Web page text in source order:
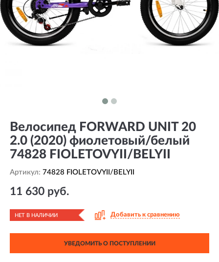
Велосипед FORWARD UNIT 20
2.0 (2020) фиолетовый/белый
74828 FIOLETOVYII/BELYII
Артикул: 74828 FIOLETOVYII/BELYII
11 630 руб.
НЕТ В НАЛИЧИИ Добавить к сравнению
УВЕДОМИТЬ О ПОСТУПЛЕНИИ